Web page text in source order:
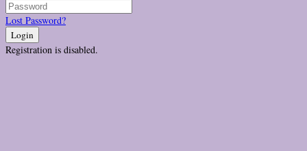
Lost Password?
Login
Registration is disabled.